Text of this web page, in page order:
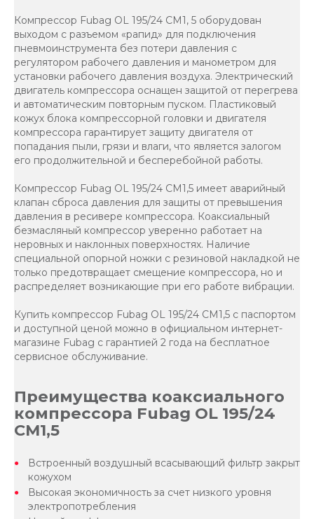
Компрессор Fubag OL 195/24 CM1, 5 оборудован
выходом с разъемом «рапид» для подключения
пневмоинструмента без потери давления с
регулятором рабочего давления и манометром для
установки рабочего давления воздуха. Электрический
двигатель компрессора оснащен защитой от перегрева
и автоматическим повторным пуском. Пластиковый
кожух блока компрессорной головки и двигателя
компрессора гарантирует защиту двигателя от
попадания пыли, грязи и влаги, что является залогом
его продолжительной и бесперебойной работы.
Компрессор Fubag OL 195/24 CM1,5 имеет аварийный
клапан сброса давления для защиты от превышения
давления в ресивере компрессора. Коаксиальный
безмасляный компрессор уверенно работает на
неровных и наклонных поверхностях. Наличие
специальной опорной ножки с резиновой накладкой не
только предотвращает смещение компрессора, но и
распределяет возникающие при его работе вибрации.
Купить компрессор Fubag OL 195/24 CM1,5 с паспортом
и доступной ценой можно в официальном интернет-
магазине Fubag c гарантией 2 года на бесплатное
сервисное обслуживание.
Преимущества коаксиального
компрессора Fubag OL 195/24
CM1,5
Встроенный воздушный всасывающий фильтр закрыт
кожухом
Высокая экономичность за счет низкого уровня
электропотребления